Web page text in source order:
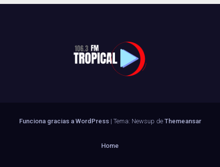
Funciona gracias a WordPress | Tema: Newsup de Themeansar
Home